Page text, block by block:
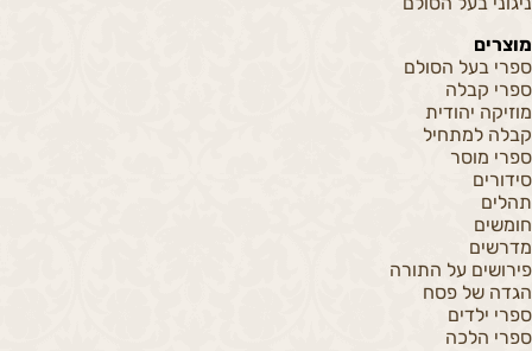
מוצרים
ספרי בעל הסולם
ספרי קבלה
מוזיקה יהודית
קבלה למתחיל
ספרי מוסר
סידורים
תהלים
חומשים
מדרשים
פירושים על התורה
הגדה של פסח
ספרי ילדים
ספרי הלכה